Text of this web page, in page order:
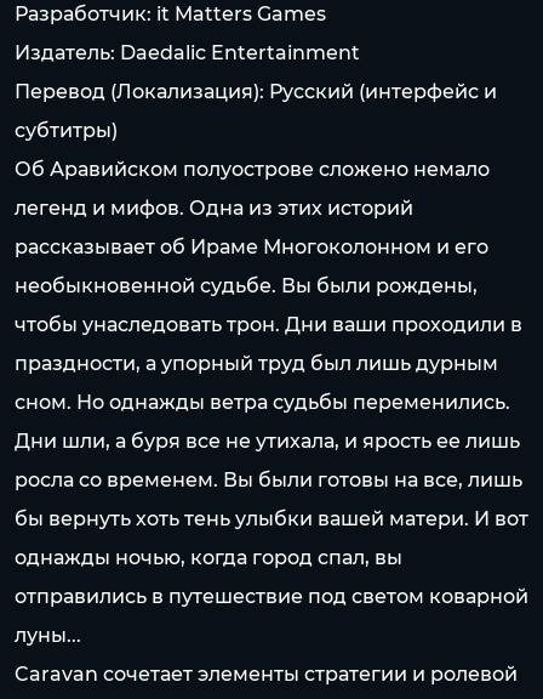
Разработчик: it Matters Games
Издатель: Daedalic Entertainment
Перевод (Локализация): Русский (интерфейс и
субтитры)
Об Аравийском полуострове сложено немало
легенд и мифов. Одна из этих историй
рассказывает об Ираме Многоколонном и его
необыкновенной судьбе. Вы были рождены,
чтобы унаследовать трон. Дни ваши проходили в
праздности, а упорный труд был лишь дурным
сном. Но однажды ветра судьбы переменились.
Дни шли, а буря все не утихала, и ярость ее лишь
росла со временем. Вы были готовы на все, лишь
бы вернуть хоть тень улыбки вашей матери. И вот
однажды ночью, когда город спал, вы
отправились в путешествие под светом коварной
луны...
Caravan сочетает элементы стратегии и ролевой